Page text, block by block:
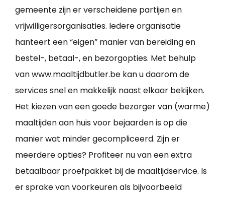
gemeente zijn er verscheidene partijen en
vrijwilligersorganisaties. Iedere organisatie
hanteert een “eigen” manier van bereiding en
bestel-, betaal-, en bezorgopties. Met behulp
van www.maaltijdbutler.be kan u daarom de
services snel en makkelijk naast elkaar bekijken.
Het kiezen van een goede bezorger van (warme)
maaltijden aan huis voor bejaarden is op die
manier wat minder gecompliceerd. Zijn er
meerdere opties? Profiteer nu van een extra
betaalbaar proefpakket bij de maaltijdservice. Is
er sprake van voorkeuren als bijvoorbeeld